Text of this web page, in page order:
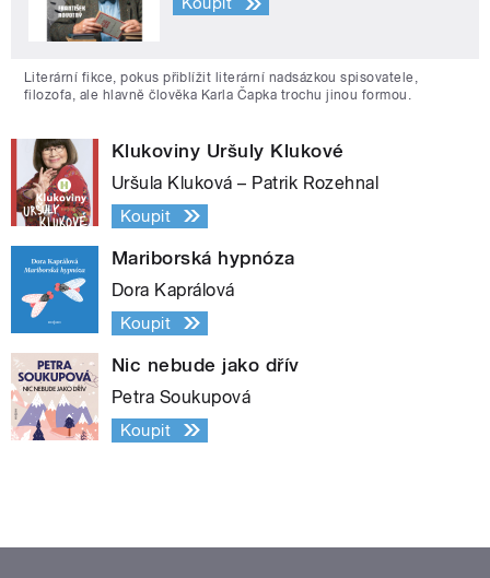
Literární fikce, pokus přiblížit literární nadsázkou spisovatele,
filozofa, ale hlavně člověka Karla Čapka trochu jinou formou.
Klukoviny Uršuly Klukové
Uršula Kluková – Patrik Rozehnal
Koupit
Mariborská hypnóza
Dora Kaprálová
Koupit
Nic nebude jako dřív
Petra Soukupová
Koupit